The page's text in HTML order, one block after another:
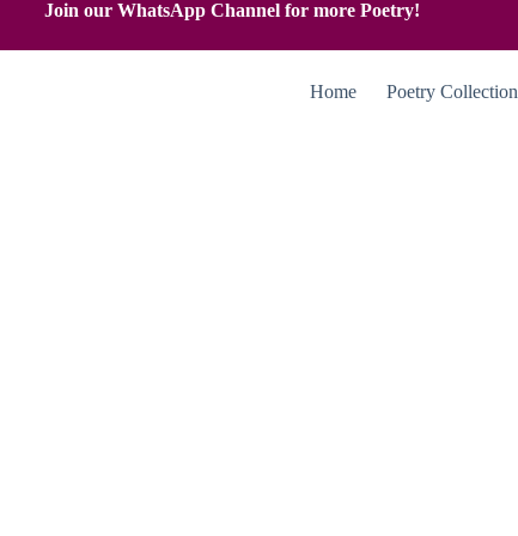
Join our WhatsApp Channel for more Poetry!
Home Poetry Collection